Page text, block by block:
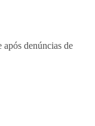
denúncias de